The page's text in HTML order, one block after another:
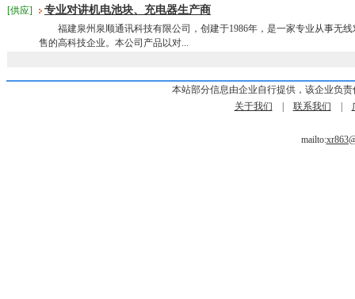
[供应]
专业对讲机电池块、充电器生产商
福建泉州泉顺通讯科技有限公司，创建于1986年，是一家专业从事无线
售的高科技企业。本公司产品以对...
本站部分信息由企业自行提供，该企业负
关于我们
联系我们
mailto: